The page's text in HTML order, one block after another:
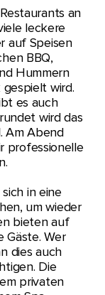
an
leckere
auf Speisen
BBQ,
Hummern
wird.
es auch
wird das
Am Abend
professionelle
in eine
um wieder
bieten auf
Gäste. Wer
dies auch
Die
privaten